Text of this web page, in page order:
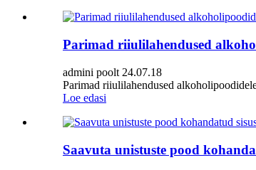
Parimad riiulilahendused
admini poolt 24.07.18
Parimad riiulilahendused
Loe edasi
Saavuta unistuste pood